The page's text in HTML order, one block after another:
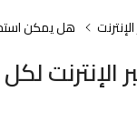
هل يمكن